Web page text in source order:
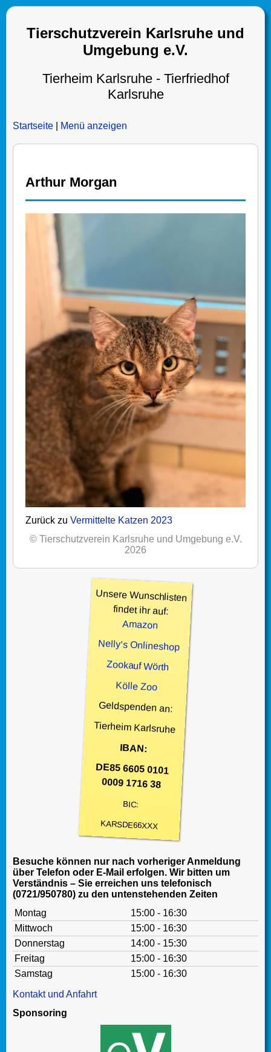
Tierschutzverein Karlsruhe und
Umgebung e.V.
Tierheim Karlsruhe - Tierfriedhof
Karlsruhe
Startseite Menü anzeigen
Arthur Morgan
Zurück zu Vermittelte Katzen 2023
© Tierschutzverein Karlsruhe und Umgebung e.V.
2026
Unsere Wunschlisten
findet ihr auf:
Amazon
Nelly’s Onlineshop
Zookauf Wörth
Kölle Zoo
Geldspenden an:
Tierheim Karlsruhe
IBAN:
DE85 6605 0101
0009 1716 38
BIC:
KARSDE66XXX
Besuche können nur nach vorheriger Anmeldung
über Telefon oder E-Mail erfolgen. Wir bitten um
Verständnis – Sie erreichen uns telefonisch
(0721/950780) zu den untenstehenden Zeiten
Montag
15:00 - 16:30
Mittwoch
15:00 - 16:30
Donnerstag
14:00 - 15:30
Freitag
15:00 - 16:30
Samstag
15:00 - 16:30
Kontakt und Anfahrt
Sponsoring